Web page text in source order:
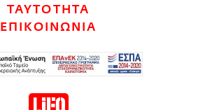
ΤΑΥΤΟΤΗΤΑ
ΕΠΙΚΟΙΝΩΝΙΑ